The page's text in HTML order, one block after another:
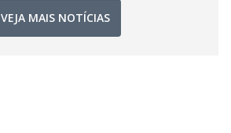
VEJA MAIS NOTÍCIAS